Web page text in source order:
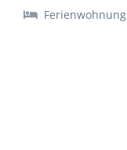
Ferienwohnung